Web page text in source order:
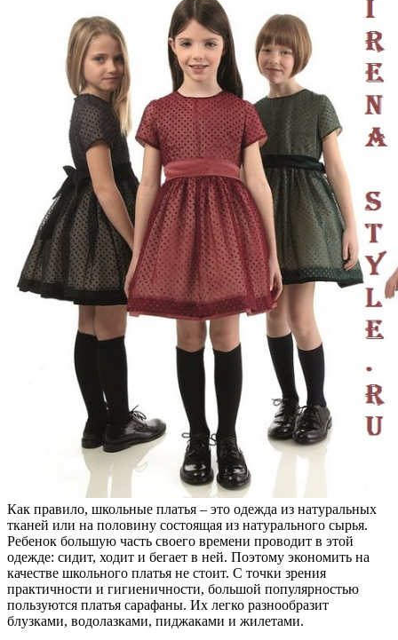
Как правило, школьные платья – это одежда из натуральных
тканей или на половину состоящая из натурального сырья.
Ребенок большую часть своего времени проводит в этой
одежде: сидит, ходит и бегает в ней. Поэтому экономить на
качестве школьного платья не стоит. С точки зрения
практичности и гигиеничности, большой популярностью
пользуются платья сарафаны. Их легко разнообразит
блузками, водолазками, пиджаками и жилетами.